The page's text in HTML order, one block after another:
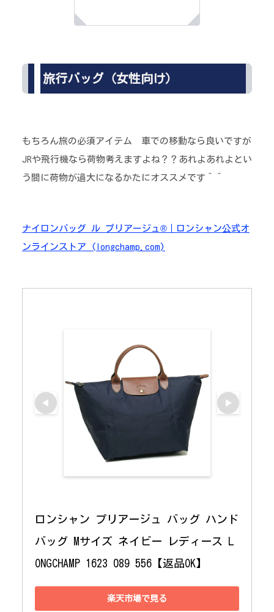
旅行バッグ（女性向け）
もちろん旅の必須アイテム 車での移動なら良いですが
JRや飛行機なら荷物考えますよね？？あれよあれよとい
う間に荷物が過大になるかたにオススメです＾＾
ナイロンバッグ ル プリアージュ®｜ロンシャン公式オ
ンラインストア (longchamp.com)
ロンシャン プリアージュ バッグ ハンド
バッグ Mサイズ ネイビー レディース L
ONGCHAMP 1623 089 556【返品OK】
楽天市場で見る